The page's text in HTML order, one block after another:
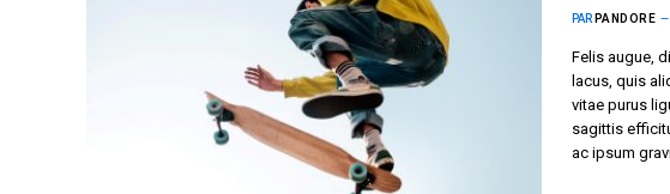
PAR PANDORE
Felis augue,
lacus, quis
vitae purus
sagittis
ac ipsum